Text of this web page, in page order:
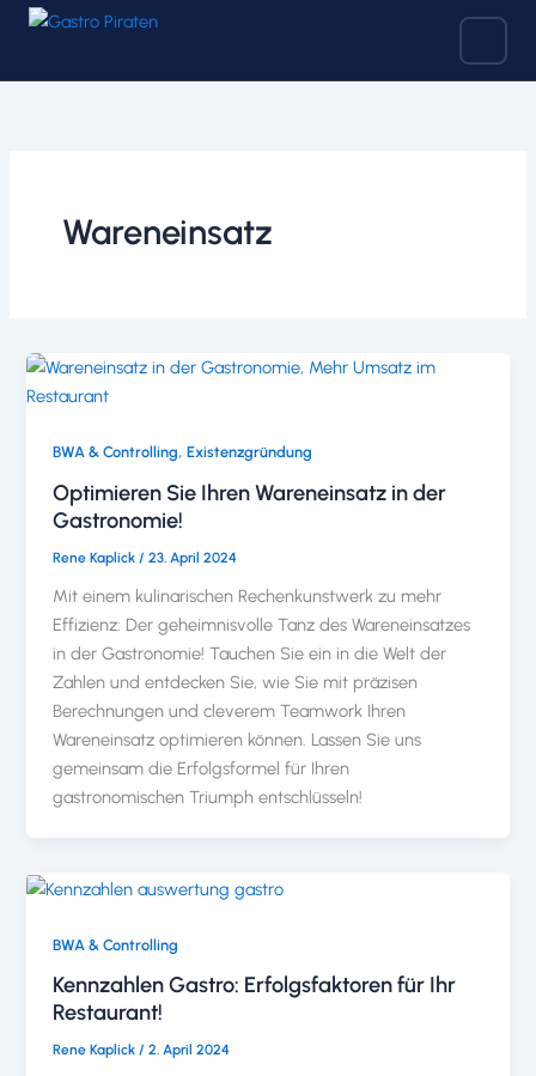
Zum
Wareneinsatz
BWA & Controlling,Existenzgründung
Optimieren Sie Ihren Wareneinsatz in der
Gastronomie!
Rene Kaplick /23. April 2024
Mit einem kulinarischen Rechenkunstwerk zu mehr
Effizienz: Der geheimnisvolle Tanz des Wareneinsatzes
in der Gastronomie! Tauchen Sie ein in die Welt der
Zahlen und entdecken Sie, wie Sie mit präzisen
Berechnungen und cleverem Teamwork Ihren
Wareneinsatz optimieren können. Lassen Sie uns
gemeinsam die Erfolgsformel für Ihren
gastronomischen Triumph entschlüsseln!
BWA & Controlling
Kennzahlen Gastro: Erfolgsfaktoren für Ihr
Restaurant!
Rene Kaplick/2. April 2024